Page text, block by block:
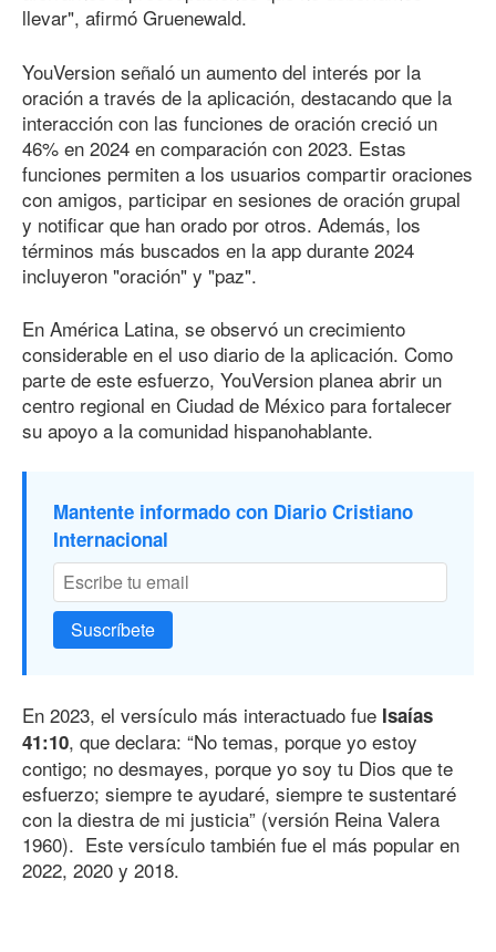
llevar", afirmó Gruenewald.
YouVersion señaló un aumento del interés por la
oración a través de la aplicación, destacando que la
interacción con las funciones de oración creció un
46% en 2024 en comparación con 2023. Estas
funciones permiten a los usuarios compartir oraciones
con amigos, participar en sesiones de oración grupal
y notificar que han orado por otros. Además, los
términos más buscados en la app durante 2024
incluyeron "oración" y "paz".
En América Latina, se observó un crecimiento
considerable en el uso diario de la aplicación. Como
parte de este esfuerzo, YouVersion planea abrir un
centro regional en Ciudad de México para fortalecer
su apoyo a la comunidad hispanohablante.
Mantente informado con Diario Cristiano
Internacional
Suscríbete
En 2023, el versículo más interactuado fue Isaías
41:10, que declara: “No temas, porque yo estoy
contigo; no desmayes, porque yo soy tu Dios que te
esfuerzo; siempre te ayudaré, siempre te sustentaré
con la diestra de mi justicia” (versión Reina Valera
1960). Este versículo también fue el más popular en
2022, 2020 y 2018.